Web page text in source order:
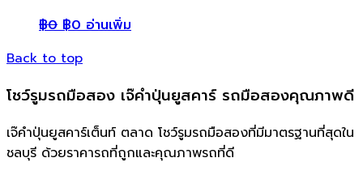
฿0 ฿0 อ่านเพิ่ม
Back to top
โชว์รูมรถมือสอง เจ๊คำปุ่นยูสคาร์ รถมือสองคุณภาพดี
เจ๊คำปุ่นยูสคาร์เต็นท์ ตลาด โชว์รูมรถมือสองที่มีมาตรฐานที่สุดใน
ชลบุรี ด้วยราคารถที่ถูกและคุณภาพรถที่ดี